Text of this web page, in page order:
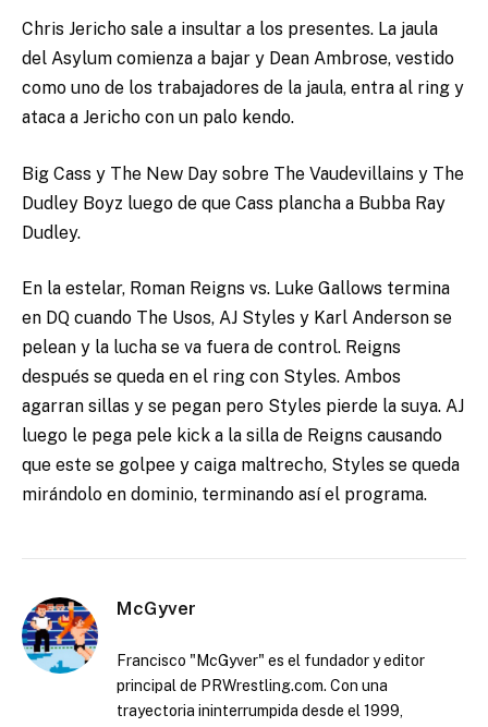
Chris Jericho sale a insultar a los presentes. La jaula
del Asylum comienza a bajar y Dean Ambrose, vestido
como uno de los trabajadores de la jaula, entra al ring y
ataca a Jericho con un palo kendo.
Big Cass y The New Day sobre The Vaudevillains y The
Dudley Boyz luego de que Cass plancha a Bubba Ray
Dudley.
En la estelar, Roman Reigns vs. Luke Gallows termina
en DQ cuando The Usos, AJ Styles y Karl Anderson se
pelean y la lucha se va fuera de control. Reigns
después se queda en el ring con Styles. Ambos
agarran sillas y se pegan pero Styles pierde la suya. AJ
luego le pega pele kick a la silla de Reigns causando
que este se golpee y caiga maltrecho, Styles se queda
mirándolo en dominio, terminando así el programa.
McGyver
Francisco "McGyver" es el fundador y editor
principal de PRWrestling.com. Con una
trayectoria ininterrumpida desde el 1999,